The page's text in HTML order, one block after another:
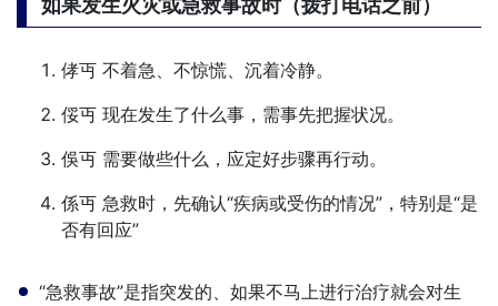
如果发生火灾或急救事故时（拨打电话之前）
侾丏 不着急、不惊慌、沉着冷静。
俀丏 现在发生了什么事，需事先把握状况。
俁丏 需要做些什么，应定好步骤再行动。
係丏 急救时，先确认“疾病或受伤的情况”，特别是“是
否有回应”
“急救事故”是指突发的、如果不马上进行治疗就会对生